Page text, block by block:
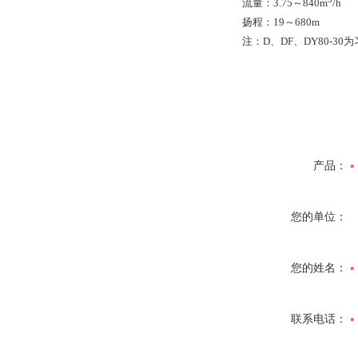
流量：3.75～840m /
扬程：19～680m
注：D、DF、DY80-30
产品：
您的单位：
您的姓名：
联系电话：